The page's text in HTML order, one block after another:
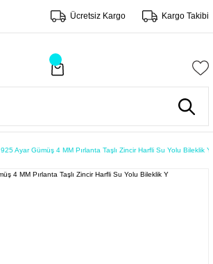
Ücretsiz Kargo Kargo Takibi
925 Ayar Gümüş 4 MM Pırlanta Taşlı Zincir Harfli Su Yolu Bileklik Y